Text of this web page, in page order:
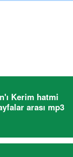
Kerim hatmi
arası mp3